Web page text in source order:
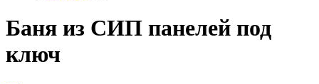
Баня из СИП панелей под
ключ